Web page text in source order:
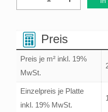
Preis
Preis je m² inkl. 19%
MwSt.
Einzelpreis je Platte
inkl. 19% MwSt.
Trapezblech
Menge